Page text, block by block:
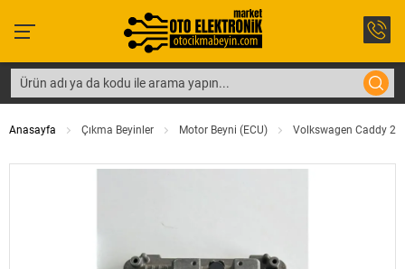
Anasayfa Çıkma Beyinler Motor Beyni (ECU) Volkswagen Caddy